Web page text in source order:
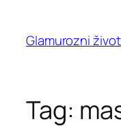
content
Glamurozni
Tag: